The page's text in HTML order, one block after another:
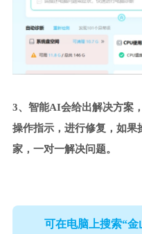
3、智能AI会给出解决方案
操作指示，进行修复，如果
家，一对一解决问题。
可在电脑上搜索“